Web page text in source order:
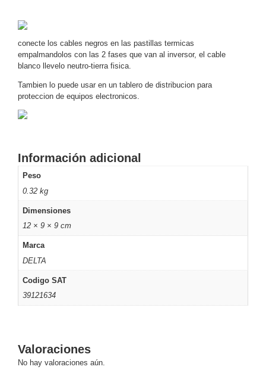
Pinhole
Profesionales
-
CajaPTZTérmicasWiFi
/ 4G /
Inalámbricas
/ AHD /
HD-TVI
Salinos
/ Eyeball /
TurretEspeciales
MotorizadoOcultas
PinholePTZVideograbadoras
Analógicas
- TurboHD
Robots e
Industrial
conecte los cables negros en las pastillas termicas
empalmandolos con las 2 fases que van al inversor, el cable
blanco llevelo neutro-tierra fisica.
Tambien lo puede usar en un tablero de distribucion para
proteccion de equipos electronicos.
Información adicional
Peso
0.32 kg
Dimensiones
12 × 9 × 9 cm
Marca
DELTA
Codigo SAT
39121634
Valoraciones
No hay valoraciones aún.